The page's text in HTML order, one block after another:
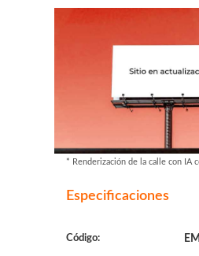
* Renderización de la calle con IA
Especificaciones
Código: